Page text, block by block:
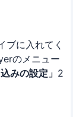
ブに入れてく
のメニュー
込みの設定」 2